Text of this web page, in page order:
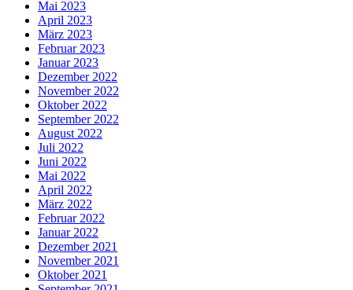
Mai 2023
April 2023
März 2023
Februar 2023
Januar 2023
Dezember 2022
November 2022
Oktober 2022
September 2022
August 2022
Juli 2022
Juni 2022
Mai 2022
April 2022
März 2022
Februar 2022
Januar 2022
Dezember 2021
November 2021
Oktober 2021